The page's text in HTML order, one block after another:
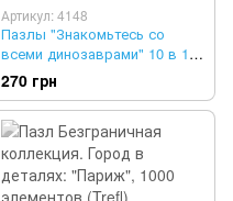
Артикул: 4148
Пазлы "Знакомьтесь со
всеми динозаврами" 10 в 1,
Trefl
270 грн